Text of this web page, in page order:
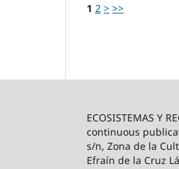
1 2 > >>
ECOSISTEMAS Y
continuous
s/n, Zona de la
Efraín de la Cruz